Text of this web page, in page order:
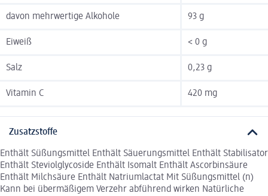
davon mehrwertige Alkohole 93 g
Eiweiß < 0 g
Salz 0,23 g
Vitamin C 420 mg
Zusatzstoffe
Enthält Süßungsmittel Enthält Säuerungsmittel Enthält Stabilisator
Enthält Steviolglycoside Enthält Isomalt Enthält Ascorbinsäure
Enthält Milchsäure Enthält Natriumlactat Mit Süßungsmittel (n)
Kann bei übermäßigem Verzehr abführend wirken Natürliche